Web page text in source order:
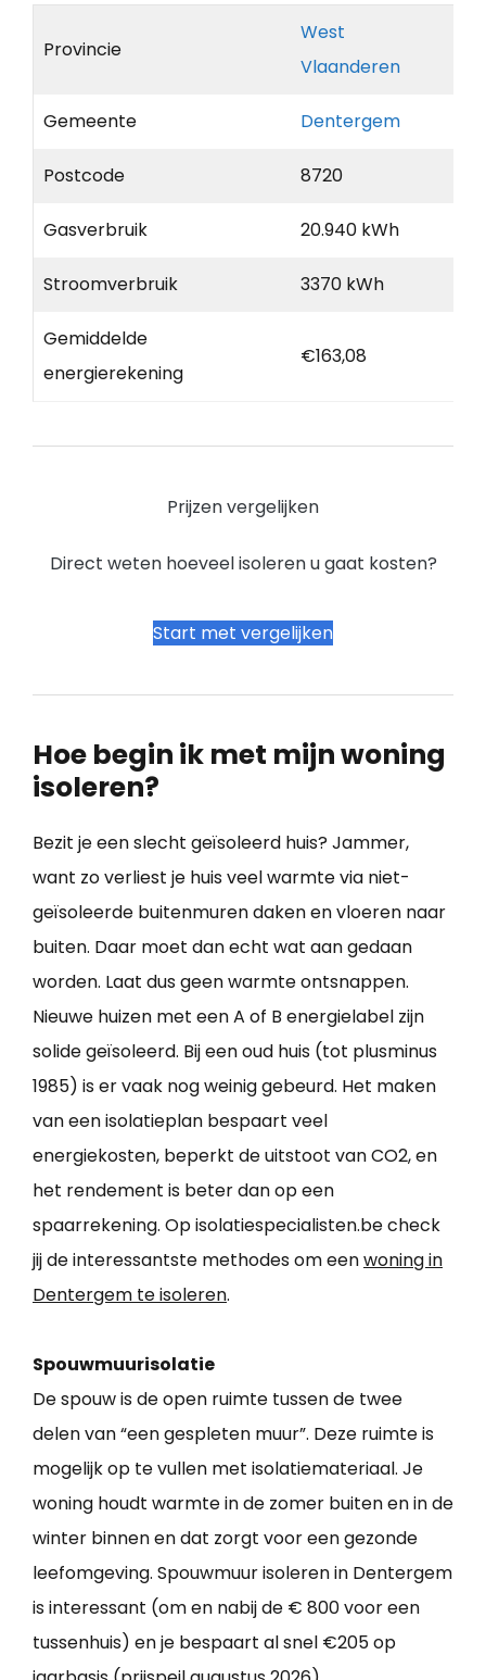
Provincie
West
Vlaanderen
Gemeente Dentergem
Postcode 8720
Gasverbruik 20.940 kWh
Stroomverbruik 3370 kWh
Gemiddelde
energierekening
€163,08
Prijzen vergelijken
Direct weten hoeveel isoleren u gaat kosten?
Start met vergelijken
Hoe begin ik met mijn woning
isoleren?
Bezit je een slecht geïsoleerd huis? Jammer,
want zo verliest je huis veel warmte via niet-
geïsoleerde buitenmuren daken en vloeren naar
buiten. Daar moet dan echt wat aan gedaan
worden. Laat dus geen warmte ontsnappen.
Nieuwe huizen met een A of B energielabel zijn
solide geïsoleerd. Bij een oud huis (tot plusminus
1985) is er vaak nog weinig gebeurd. Het maken
van een isolatieplan bespaart veel
energiekosten, beperkt de uitstoot van CO2, en
het rendement is beter dan op een
spaarrekening. Op isolatiespecialisten.be check
jij de interessantste methodes om eenwoning in
Dentergem te isoleren.
Spouwmuurisolatie
De spouw is de open ruimte tussen de twee
delen van “een gespleten muur”. Deze ruimte is
mogelijk op te vullen met isolatiemateriaal. Je
woning houdt warmte in de zomer buiten en in de
winter binnen en dat zorgt voor een gezonde
leefomgeving. Spouwmuur isoleren in Dentergem
is interessant (om en nabij de € 800 voor een
tussenhuis) en je bespaart al snel €205 op